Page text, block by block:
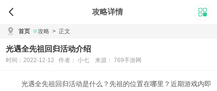
攻略详情
首页 攻略 > 正文
光遇全先祖回归活动介绍
时间：2022-12-12 作者： 小七 来源： 769手游网
光遇全先祖回归活动是什么？先祖的位置在哪里？近期游戏内即